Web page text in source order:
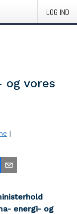
LOG IND
vores
|
energi- og